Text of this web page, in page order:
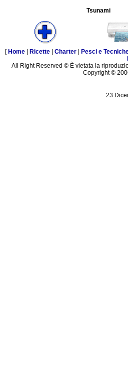
Tsunami
[ Home Ricette Charter Pesci e
All Right Reserved © È vietata la
Copyright ©
23